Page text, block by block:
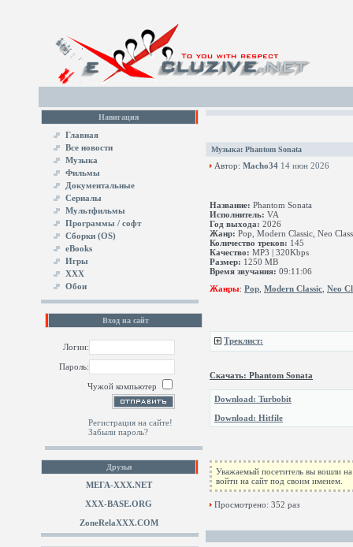
Навигация
Главная
Все новости
Музыка
Фильмы
Документальные
Сериалы
Мультфильмы
Программы / софт
Сборки (OS)
eBooks
Игры
XXX
Обои
Вход на сайт
Логин:
Пароль:
Чужой компьютер
Регистрация на сайте!
Забыли пароль?
Друзья
МЕГА-ХХХ.NET
XXX-BASE.ORG
ZoneRelaXXX.COM
Музыка: Phantom Sonata
Автор: Macho34 14 июн 2026
Название: Phantom Sonata
Исполнитель: VA
Год выхода: 2026
Жанр: Pop, Modern Classic, Neo
Количество треков: 145
Качество: MP3 | 320Kbps
Размер: 1250 MB
Время звучания: 09:11:06
Жанры: Pop Modern Classic Neo
Треклист:
Скачать: Phantom Sonata
Download: Turbobit
Download: Hitfile
Уважаемый посетитель вы вошли на
войти на сайт под своим именем.
Просмотрено: 352 раз